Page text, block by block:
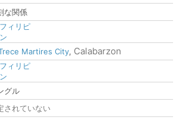
な関係
フィリピ
ン
Martires City, Calabarzon
フィリピ
ン
グル
されていない